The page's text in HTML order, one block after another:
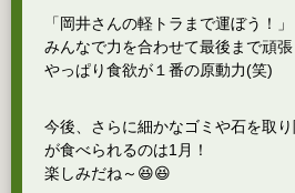
「岡井さんの軽トラまで運ぼう！」
みんなで力を合わせて最後まで頑張
やっぱり食欲が１番の原動力(笑)
今後、さらに細かなゴミや石を取
が食べられるのは1月！
楽しみだね～😆😆